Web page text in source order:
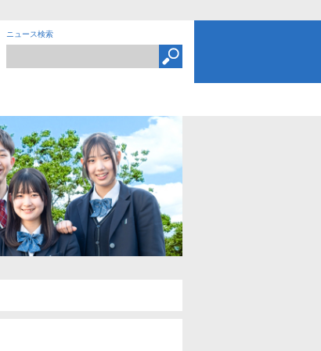
ニュース検索